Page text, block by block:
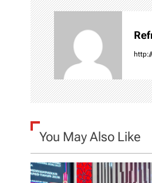
n
a
v
i
g
t
You May Also Like